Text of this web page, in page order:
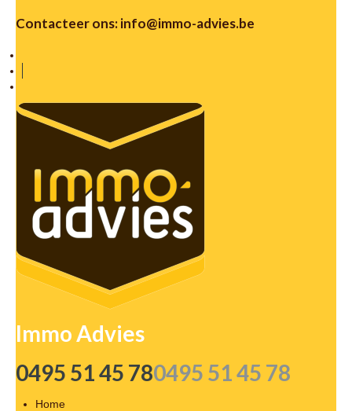
Contacteer ons:info@immo-advies.be
Immo Advies
0495 51 45 780495 51 45 78
Home